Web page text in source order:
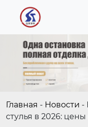
Главная - Новости -
стулья в 2026: